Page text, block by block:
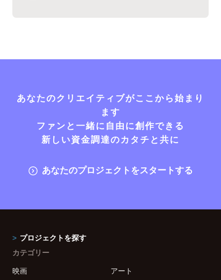
あなたのクリエイティブがここから始まり
ます
ファンと一緒に自由に創作できる
新しい資金調達のカタチと共に
あなたのプロジェクトをスタートする
プロジェクトを探す
カテゴリー
映画
アート